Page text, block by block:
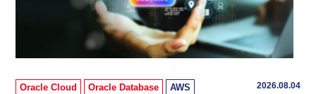
Oracle Cloud Oracle Database AWS 2026.08.04